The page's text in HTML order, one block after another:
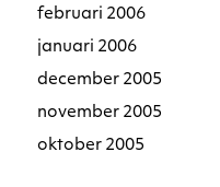
februari 2006
januari 2006
december 2005
november 2005
oktober 2005